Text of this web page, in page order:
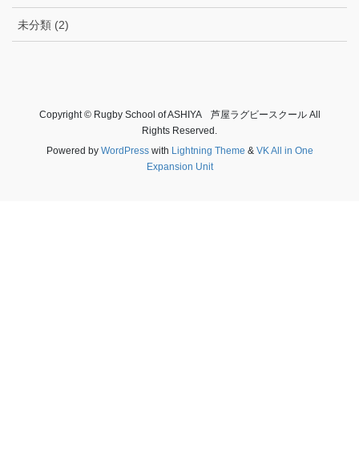
未分類 (2)
Copyright © Rugby School of ASHIYA 芦屋ラグビースクール All
Rights Reserved.
Powered by WordPresswith Lightning Theme & VK All in One
Expansion Unit